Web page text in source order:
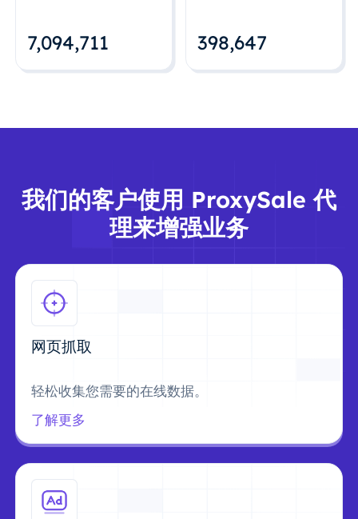
7,094,712 398,648
我们的客户使用 ProxySale 代
理来增强业务
网页抓取
轻松收集您需要的在线数据。
了解更多